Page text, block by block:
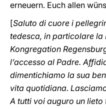
erneuern. Euch allen
[Saluto di cuore i
tedesca, in particolare la
Kongregation
l’accesso al Padre.
dimentichiamo la sua
vita quotidiana.
A tutti voi auguro un lieto